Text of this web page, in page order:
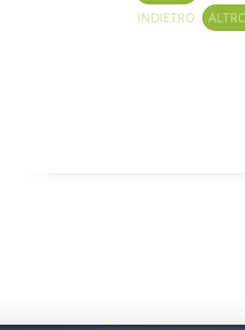
INDIETRO